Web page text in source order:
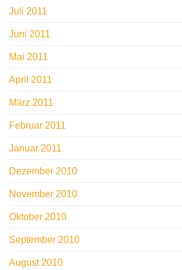
Juli 2011
Juni 2011
Mai 2011
April 2011
März 2011
Februar 2011
Januar 2011
Dezember 2010
November 2010
Oktober 2010
September 2010
August 2010